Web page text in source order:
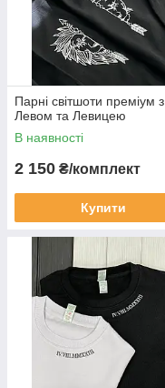
Парні світшоти преміум з
Левом та Левицею
В наявності
2 150 ₴/комплект
Купити